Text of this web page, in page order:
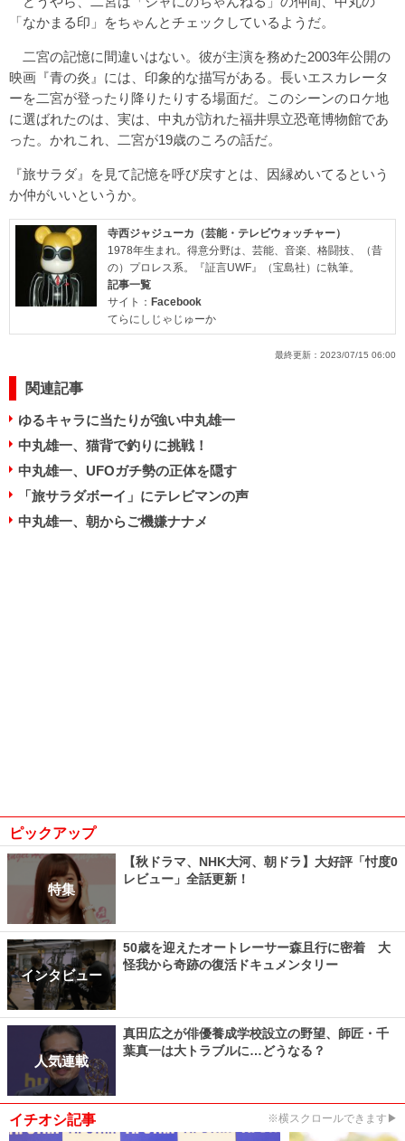
「なかまる印」をちゃんとチェックしているようだ。
二宮の記憶に間違いはない。彼が主演を務めた2003年公開の
映画『青の炎』には、印象的な描写がある。長いエスカレータ
ーを二宮が登ったり降りたりする場面だ。このシーンのロケ地
に選ばれたのは、実は、中丸が訪れた福井県立恐竜博物館であ
った。かれこれ、二宮が19歳のころの話だ。
『旅サラダ』を見て記憶を呼び戻すとは、因縁めいてるという
か仲がいいというか。
寺西ジャジューカ（芸能・テレビウォッチャー）
1978年生まれ。得意分野は、芸能、音楽、格闘技、（昔
の）プロレス系。『証言UWF』（宝島社）に執筆。
記事一覧
サイト： Facebook
てらにしじゃじゅーか
最終更新： 2023/07/15 06:00
関連記事
ゆるキャラに当たりが強い中丸雄一
中丸雄一、猫背で釣りに挑戦！
中丸雄一、UFOガチ勢の正体を隠す
「旅サラダボーイ」にテレビマンの声
中丸雄一、朝からご機嫌ナナメ
ピックアップ
特集
【秋ドラマ、NHK大河、朝ドラ】大好評「忖度0
レビュー」全話更新！
インタビュー
50歳を迎えたオートレーサー森且行に密着 大
怪我から奇跡の復活ドキュメンタリー
人気連載
真田広之が俳優養成学校設立の野望、師匠・千
葉真一は大トラブルに…どうなる？
イチオシ記事 ※横スクロールできます▶